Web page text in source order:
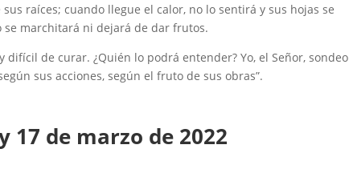
raíces; cuando llegue el calor, no lo sentirá y sus hojas se
marchitará ni dejará de dar frutos.
de curar. ¿Quién lo podrá entender? Yo, el Señor,
sus acciones, según el fruto de sus obras”.
17 de marzo de 2022